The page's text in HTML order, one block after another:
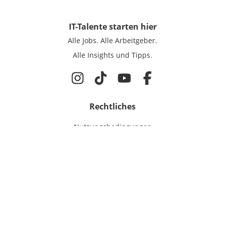
IT-Talentestarten hier
Alle Jobs. Alle Arbeitgeber.
Alle Insights und Tipps.
Rechtliches
Nutzungsbedingungen